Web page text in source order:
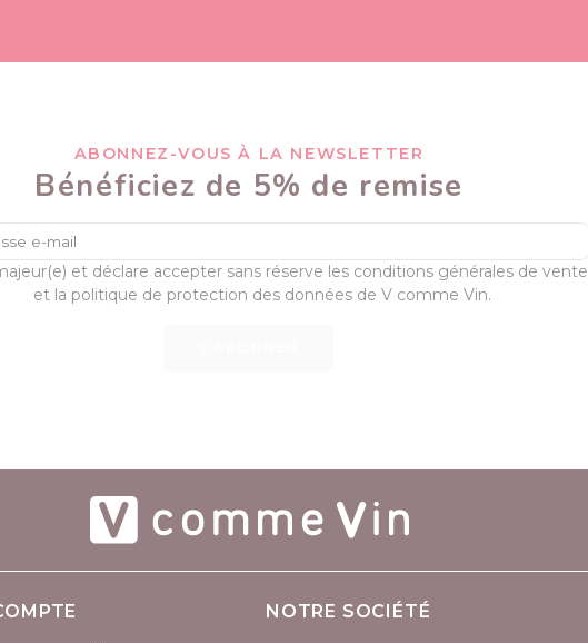
ABONNEZ-VOUS À LA NEWSLETTER
Bénéficiez de 5% de remise
et déclare accepter sans réserve les conditions générales de vente
et la politique de protection des données de V comme Vin.
NOTRE SOCIÉTÉ